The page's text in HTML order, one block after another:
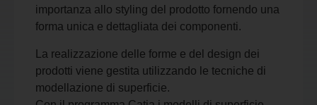
importanza allo styling del prodotto fornendo una
forma unica e dettagliata dei componenti.
La realizzazione delle forme e del design dei
prodotti viene gestita utilizzando le tecniche di
modellazione di superficie.